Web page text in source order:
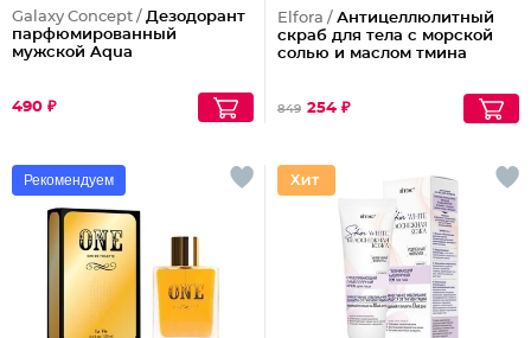
Galaxy Concept / Дезодорант
парфюмированный
мужской Aqua
490 ₽
Elfora / Антицеллюлитный
скраб для тела с морской
солью и маслом тмина
849 254 ₽
Рекомендуем